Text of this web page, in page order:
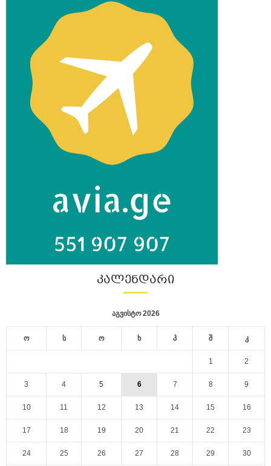
ᲙᲐᲚᲔᲜᲓᲐᲠᲘ
აგვისტო 2026
ო ს ო ხ პ შ კ
1 2
3 4 5 6 7 8 9
10 11 12 13 14 15 16
17 18 19 20 21 22 23
24 25 26 27 28 29 30